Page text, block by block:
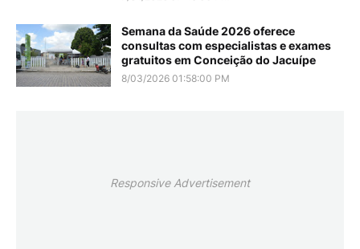
Semana da Saúde 2026 oferece
consultas com especialistas e exames
gratuitos em Conceição do Jacuípe
8/03/2026 01:58:00 PM
Responsive Advertisement